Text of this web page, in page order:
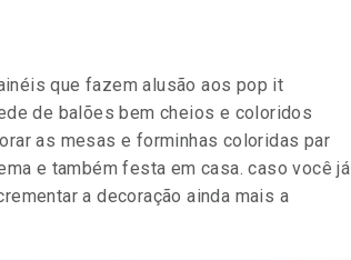
que fazem alusão aos pop it
de balões bem cheios e coloridos
as mesas e forminhas coloridas par
e também festa em casa. caso você já
a decoração ainda mais a